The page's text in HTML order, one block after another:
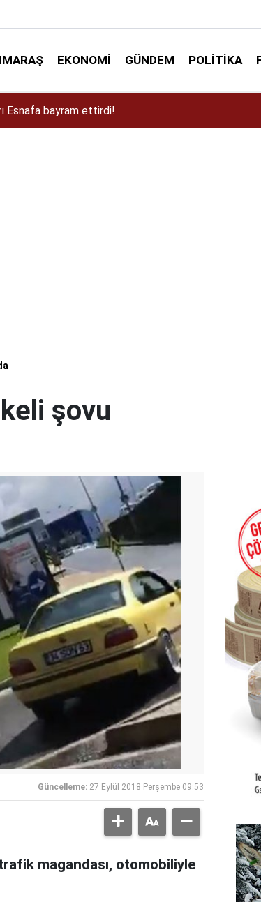
EKONOMI GÜNDEM POLITIKA
45 Milyonluk Yol Yatırımı!
şovu
Güncelleme: 27 Eylül 2018 Perşembe 09:53
magandası, otomobiliyle